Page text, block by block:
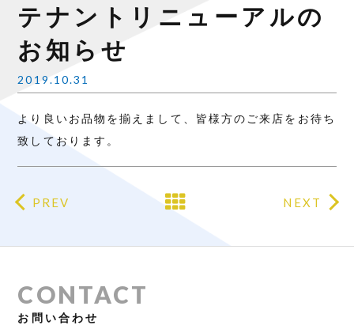
テナントリニューアルの
お知らせ
2019.10.31
より良いお品物を揃えまして、皆様方のご来店をお待ち
致しております。
PREV NEXT
CONTACT
お問い合わせ